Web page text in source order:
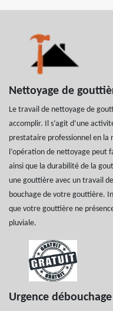
Nettoyage de
Le travail de nettoyage de
accomplir. Il s’agit d’une
prestataire professionnel en la
l’opération de nettoyage peut
ainsi que la durabilité de la
une gouttière avec un travail
bouchage de votre gouttière.
que votre gouttière ne
pluviale.
Urgence